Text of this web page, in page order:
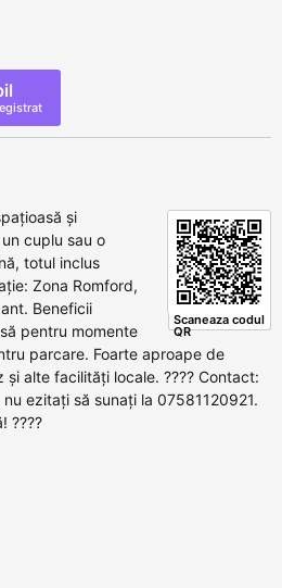
Scaneaza codul
QR
și
cuplu sau o
totul inclus
Zona Romford,
Beneficii
pentru momente
parcare. Foarte aproape de
alte facilități locale. ???? Contact:
ezitați să sunați la 07581120921.
????